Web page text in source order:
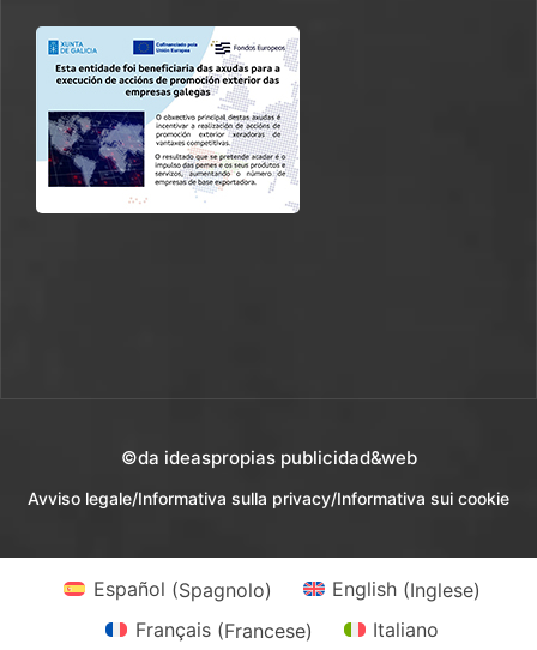
©da ideaspropias publicidad&web
Avviso legale/Informativa sulla privacy/Informativa sui cookie
Español (Spagnolo) English(Inglese)
Français(Francese) Italiano